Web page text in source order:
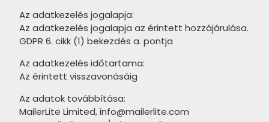
TUBADZIN Curio termékcsalád
TUBADZIN Touch termékcsalád
TUBADZIN Modern Pearl
TUBADZIN Fadma termékcsalád
TILEZZA Terra Divina termékcsalád
TILEZZA Travertino termékcsalád
TILEZZA Vero termékcsalád
MARAZZI Clays termékcsalád
MARAZZI Oltre termékcsalád
Az adatkezelés jogalapja:
Az adatkezelés jogalapja az érintett hozzájárulása.
GDPR 6. cikk (1) bekezdés a. pontja
Az adatkezelés időtartama:
Az érintett visszavonásáig
Az adatok továbbítása:
MailerLite Limited, info@mailerlite.com